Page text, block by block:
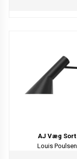
AJ Væg Sort
Louis Poulsen